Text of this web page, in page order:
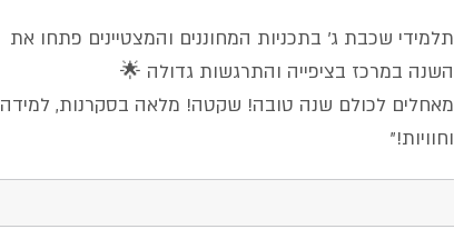
תלמידי שכבת ג' בתכניות המחוננים והמצטיינים פתחו את
השנה במרכז בציפייה והתרגשות גדולה 🌟
מאחלים לכולם שנה טובה! שקטה! מלאה בסקרנות, למידה
וחוויות!"